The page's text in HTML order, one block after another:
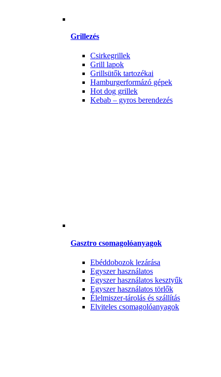
Grillezés
Csirkegrillek
Grill lapok
Grillsütők tartozékai
Hamburgerformázó gépek
Hot dog grillek
Kebab – gyros berendezés
Gasztro csomagolóanyagok
Ebéddobozok lezárása
Egyszer használatos
Egyszer használatos kesztyűk
Egyszer használatos törlők
Élelmiszer-tárolás és szállítás
Elviteles csomagolóanyagok